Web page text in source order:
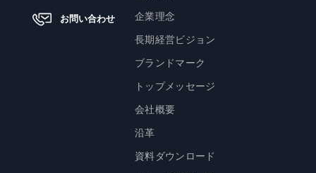
資料ダウンロード
顧客情報の取扱いについて
個人情報の共同利用に関して
お問い合わせ 企業理念
長期経営ビジョン
ブランドマーク
トップメッセージ
会社概要
沿革
資料ダウンロード